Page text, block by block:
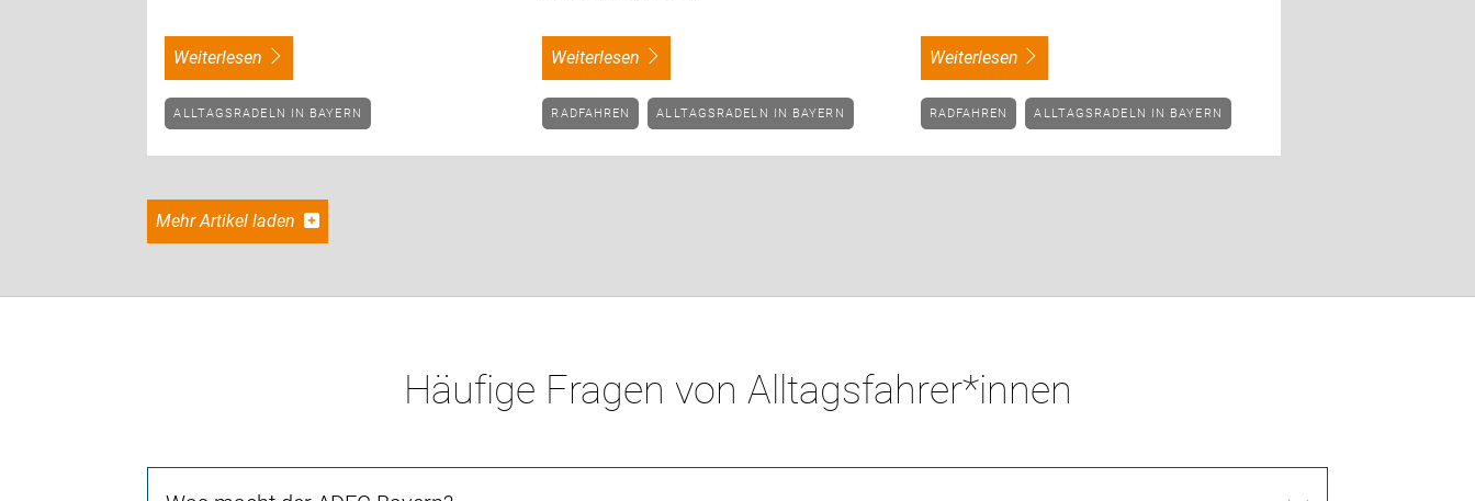
weiterlesen
ALLTAGSRADELN IN BAYERN
weiterlesen
RADFAHREN ALLTAGSRADELN IN BAYERN
weiterlesen
RADFAHREN ALLTAGSRADELN IN BAYERN
Mehr Artikel laden
Häufige Fragen von Alltagsfahrer*innen